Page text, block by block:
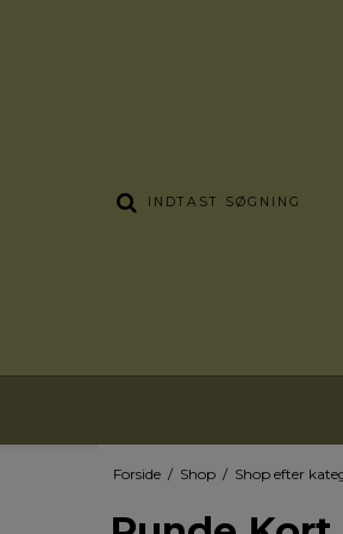
Forside / Shop / Shop efter